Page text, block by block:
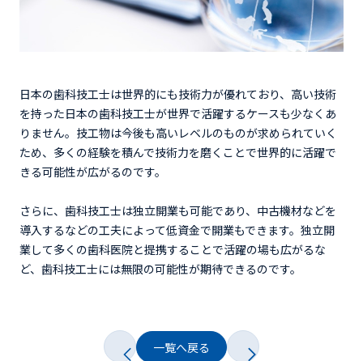
日本の歯科技工士は世界的にも技術力が優れており、高い技術
を持った日本の歯科技工士が世界で活躍するケースも少なくあ
りません。技工物は今後も高いレベルのものが求められていく
ため、多くの経験を積んで技術力を磨くことで世界的に活躍で
きる可能性が広がるのです。
さらに、歯科技工士は独立開業も可能であり、中古機材などを
導入するなどの工夫によって低資金で開業もできます。独立開
業して多くの歯科医院と提携することで活躍の場も広がるな
ど、歯科技工士には無限の可能性が期待できるのです。
一覧へ戻る